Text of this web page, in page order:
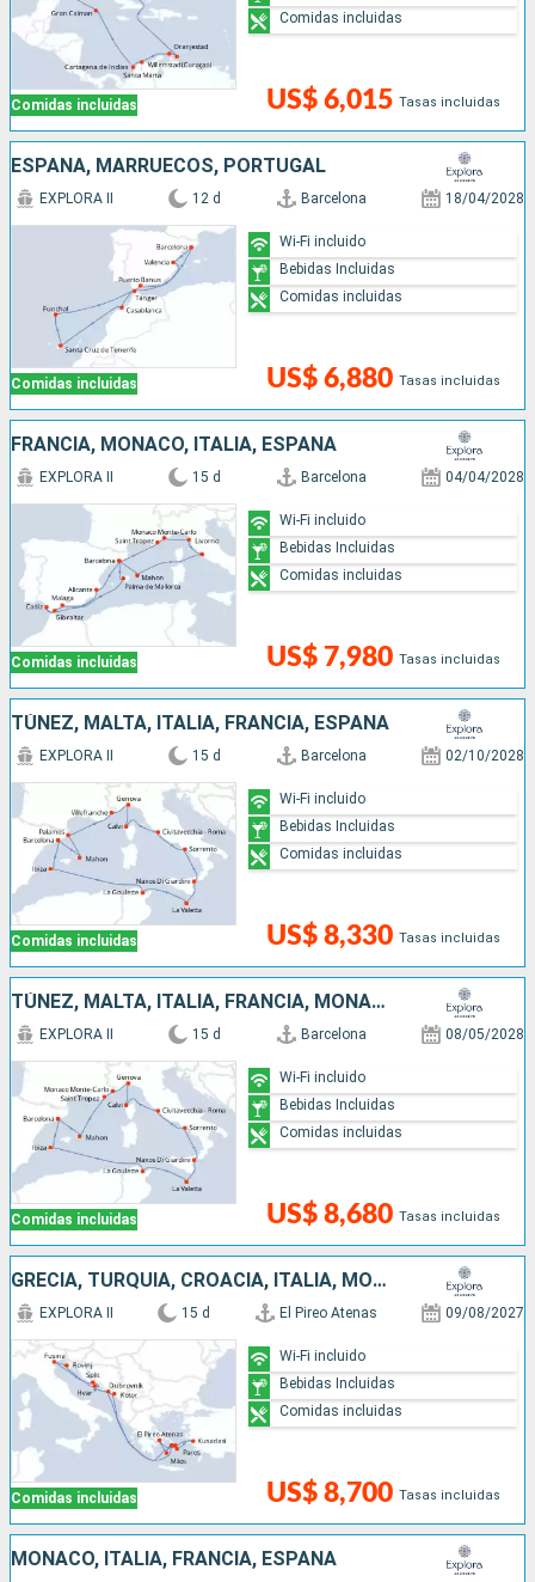
Comidas incluidas US$ 6,015 Tasas incluidas
Comidas incluidas
ESPAÑA, MARRUECOS, PORTUGAL
Comidas incluidas
EXPLORA II 12 d Barcelona 18/04/2028
US$ 6,880 Tasas incluidas
Wi-Fi incluido
Bebidas Incluidas
Comidas incluidas
FRANCIA, MONACO, ITALIA, ESPAÑA
Comidas incluidas
EXPLORA II 15 d Barcelona 04/04/2028
US$ 7,980 Tasas incluidas
Wi-Fi incluido
Bebidas Incluidas
Comidas incluidas
TÚNEZ, MALTA, ITALIA, FRANCIA, ESPAÑA
Comidas incluidas
EXPLORA II 15 d Barcelona 02/10/2028
US$ 8,330 Tasas incluidas
Wi-Fi incluido
Bebidas Incluidas
Comidas incluidas
TÚNEZ, MALTA, ITALIA, FRANCIA, MONACO, ESPAÑA
Comidas incluidas
EXPLORA II 15 d Barcelona 08/05/2028
US$ 8,680 Tasas incluidas
Wi-Fi incluido
Bebidas Incluidas
Comidas incluidas
GRECIA, TURQUÍA, CROACIA, ITALIA, MONTENEGRO
Comidas incluidas
EXPLORA II 15 d El Pireo Atenas 09/08/2027
US$ 8,700 Tasas incluidas
Wi-Fi incluido
Bebidas Incluidas
Comidas incluidas
MONACO, ITALIA, FRANCIA, ESPAÑA